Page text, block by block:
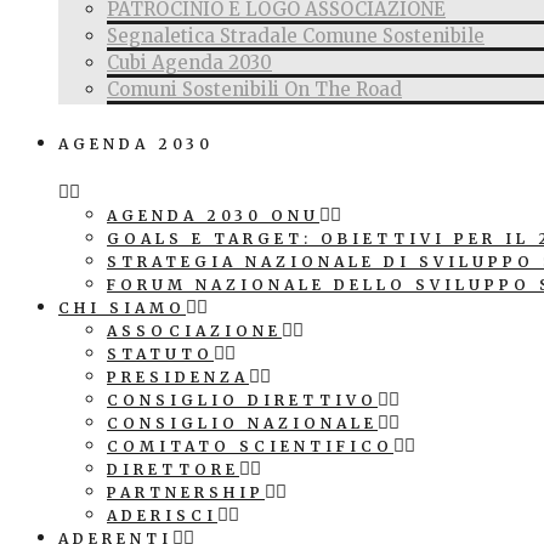
PATROCINIO E LOGO ASSOCIAZIONE
Segnaletica Stradale Comune Sostenibile
Cubi Agenda 2030
Comuni Sostenibili On The Road
AGENDA 2030
AGENDA 2030 ONU
GOALS E TARGET: OBIETTIVI PER IL
STRATEGIA NAZIONALE DI SVILUPPO
FORUM NAZIONALE DELLO SVILUPPO
CHI SIAMO
ASSOCIAZIONE
STATUTO
PRESIDENZA
CONSIGLIO DIRETTIVO
CONSIGLIO NAZIONALE
COMITATO SCIENTIFICO
DIRETTORE
PARTNERSHIP
ADERISCI
ADERENTI